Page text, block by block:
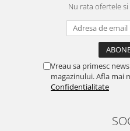
Nu rata ofertele
Vreau sa primesc
magazinului. Afla mai
Confidentialitate